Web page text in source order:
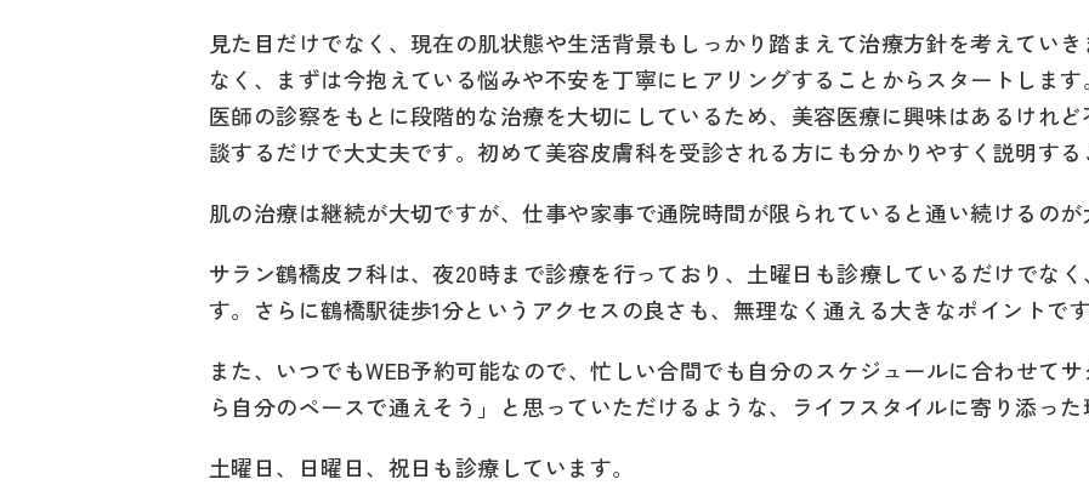
見た目だけでなく、現在の肌状態や生活背景もしっかり踏まえて治療方針を考えてい
なく、まずは今抱えている悩みや不安を丁寧にヒアリングすることからスタートします
医師の診察をもとに段階的な治療を大切にしているため、美容医療に興味はあるけれ
談するだけで大丈夫です。初めて美容皮膚科を受診される方にも分かりやすく説明する
肌の治療は継続が大切ですが、仕事や家事で通院時間が限られていると通い続けるのが
サラン鶴橋皮フ科は、夜20時まで診療を行っており、土曜日も診療しているだけでな
す。さらに鶴橋駅徒歩1分というアクセスの良さも、無理なく通える大きなポイントです
また、いつでもWEB予約可能なので、忙しい合間でも自分のスケジュールに合わせて
ら自分のペースで通えそう」と思っていただけるような、ライフスタイルに寄り添った
土曜日、日曜日、祝日も診療しています。